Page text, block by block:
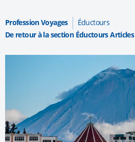
Profession Voyages
Éductours
De retour à la section Éductours Articles